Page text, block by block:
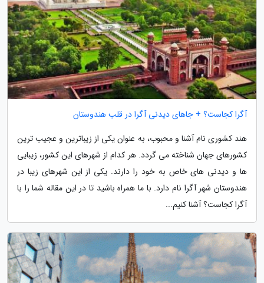
آگرا کجاست؟ + جاهای دیدنی آگرا در قلب هندوستان
هند کشوری نام آشنا و محبوب، به عنوان یکی از زیباترین و عجیب ترین
کشورهای جهان شناخته می گردد. هر کدام از شهرهای این کشور، زیبایی
ها و دیدنی های خاص به خود را دارند. یکی از این شهرهای زیبا در
هندوستان شهر آگرا نام دارد. با ما همراه باشید تا در این مقاله شما را با
آگرا کجاست؟ آشنا کنیم...